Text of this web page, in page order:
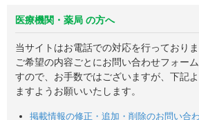
医療機関・薬局 の方へ
当サイトはお電話での対応を行っておりま
ご希望の内容ごとにお問い合わせフォー
すので、お手数ではございますが、下記
ますようお願いいたします。
掲載情報の修正・追加・削除のお問い合